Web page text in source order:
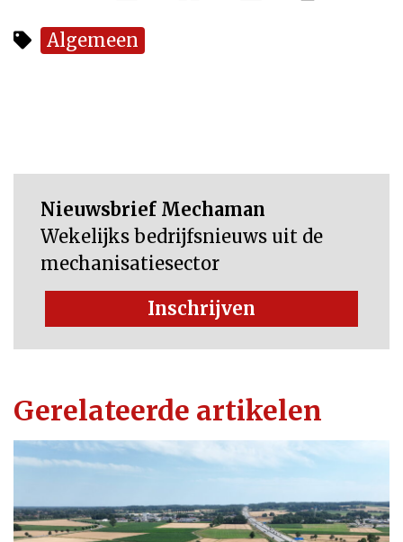
Algemeen
Nieuwsbrief Mechaman
Wekelijks bedrijfsnieuws uit de
mechanisatiesector
Inschrijven
Gerelateerde artikelen